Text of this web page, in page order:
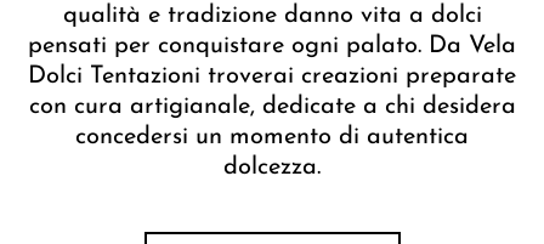
qualità e tradizione danno vita a dolci
pensati per conquistare ogni palato. Da Vela
Dolci Tentazioni troverai creazioni preparate
con cura artigianale, dedicate a chi desidera
concedersi un momento di autentica
dolcezza.